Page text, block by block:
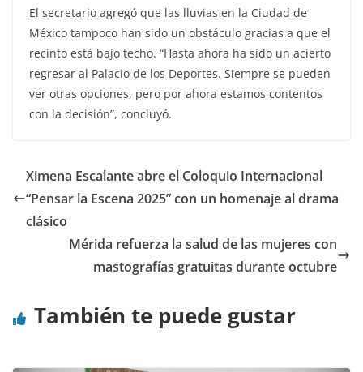
El secretario agregó que las lluvias en la Ciudad de
México tampoco han sido un obstáculo gracias a que el
recinto está bajo techo. “Hasta ahora ha sido un acierto
regresar al Palacio de los Deportes. Siempre se pueden
ver otras opciones, pero por ahora estamos contentos
con la decisión”, concluyó.
Ximena Escalante abre el Coloquio Internacional
“Pensar la Escena 2025” con un homenaje al drama
clásico
Mérida refuerza la salud de las mujeres con
mastografías gratuitas durante octubre
También te puede gustar